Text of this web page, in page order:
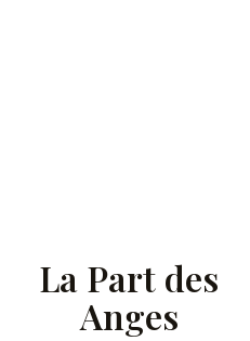
La Part des
Anges